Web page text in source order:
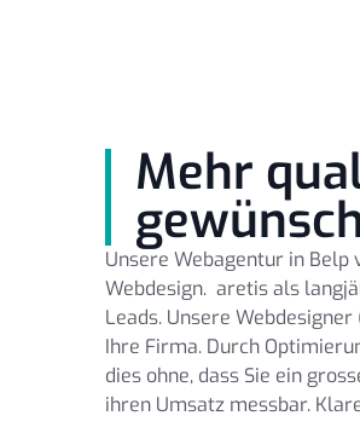
Mehr
Unsere Webagentur in
Webdesign. aretis als
Leads. Unsere
Ihre Firma. Durch
dies ohne, dass Sie ein
ihren Umsatz messbar.